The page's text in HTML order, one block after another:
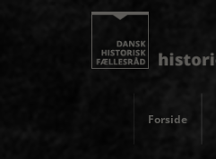
Forside